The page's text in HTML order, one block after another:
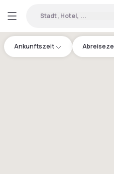
Stadt, Hotel, ...
Ankunftszeit